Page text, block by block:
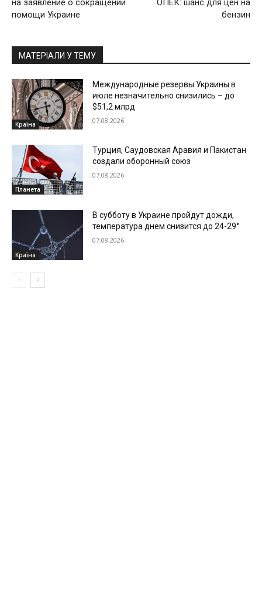
на заявление о сокращении
помощи Украине
ОПЕК: шанс для цен на
бензин
МАТЕРІАЛИ У ТЕМУ
Країна
Международные резервы Украины в
июле незначительно снизились – до
$51,2 млрд
07.08.2026
Планета
Турция, Саудовская Аравия и Пакистан
создали оборонный союз
07.08.2026
Країна
В субботу в Украине пройдут дожди,
температура днем снизится до 24-29°
07.08.2026